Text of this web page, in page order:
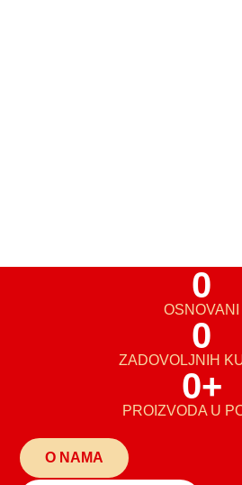
OSNOVANI
0
ZADOVOLJNIH
0
PROIZVODA U
0+
O NAMA